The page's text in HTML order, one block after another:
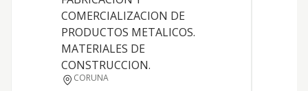
COMERCIALIZACION DE
PRODUCTOS METALICOS.
MATERIALES DE
CONSTRUCCION.
CORUNA